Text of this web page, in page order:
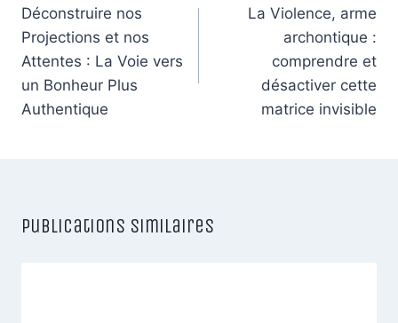
de
l’article
Déconstruire nos
Projections et nos
Attentes : La Voie vers
un Bonheur Plus
Authentique
La Violence, arme
archontique :
comprendre et
désactiver cette
matrice invisible
Publications similaires